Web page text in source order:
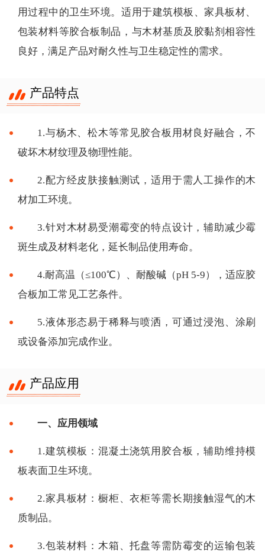
用过程中的卫生环境。适用于建筑模板、家具板材、
包装材料等胶合板制品，与木材基质及胶黏剂相容性
良好，满足产品对耐久性与卫生稳定性的需求。
产品特点
1.与杨木、松木等常见胶合板用材良好融合，不
破坏木材纹理及物理性能。
2.配方经皮肤接触测试，适用于需人工操作的木
材加工环境。
3.针对木材易受潮霉变的特点设计，辅助减少霉
斑生成及材料老化，延长制品使用寿命。
4.耐高温（≤100℃）、耐酸碱（pH 5-9），适应胶
合板加工常见工艺条件。
5.液体形态易于稀释与喷洒，可通过浸泡、涂刷
或设备添加完成作业。
产品应用
一、应用领域
1.建筑模板：混凝土浇筑用胶合板，辅助维持模
板表面卫生环境。
2.家具板材：橱柜、衣柜等需长期接触湿气的木
质制品。
3.包装材料：木箱、托盘等需防霉变的运输包装